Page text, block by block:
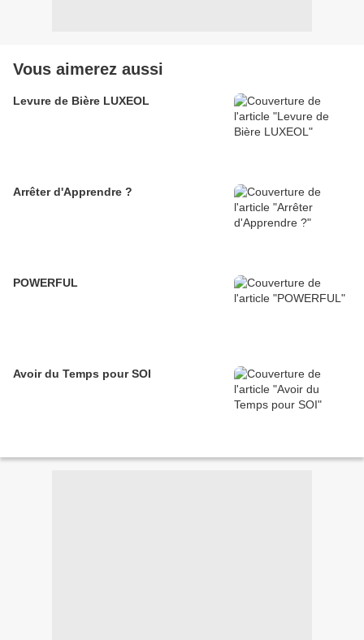
Vous aimerez aussi
Levure de Bière LUXEOL
Arrêter d'Apprendre ?
POWERFUL
Avoir du Temps pour SOI